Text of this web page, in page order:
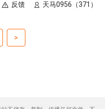
天马0956（371）
反馈
>